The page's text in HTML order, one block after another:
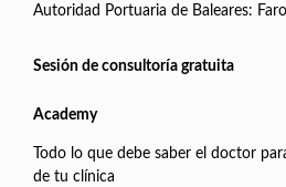
Autoridad Portuaria de Baleares:
Sesión de consultoría gratuita
Academy
Todo lo que debe saber el doctor
de tu clínica